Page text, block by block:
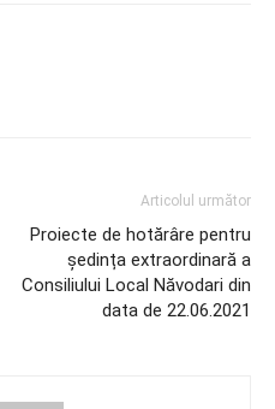
Articolul următor
Proiecte de hotărâre pentru
ședința extraordinară a
Consiliului Local Năvodari din
data de 22.06.2021